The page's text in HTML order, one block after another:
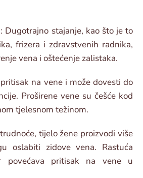
Dugotrajno stajanje, kao što je to
frizera i zdravstvenih radnika,
vena i oštećenje zalistaka.
na vene i može dovesti do
Proširene vene su češće kod
tjelesnom težinom.
tijelo žene proizvodi više
oslabiti zidove vena. Rastuća
povećava pritisak na vene u